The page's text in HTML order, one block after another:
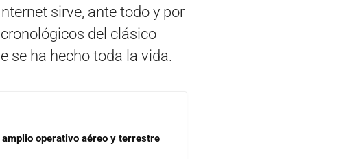
sirve, ante todo y por
del clásico
se ha hecho toda la vida.
operativo aéreo y terrestre